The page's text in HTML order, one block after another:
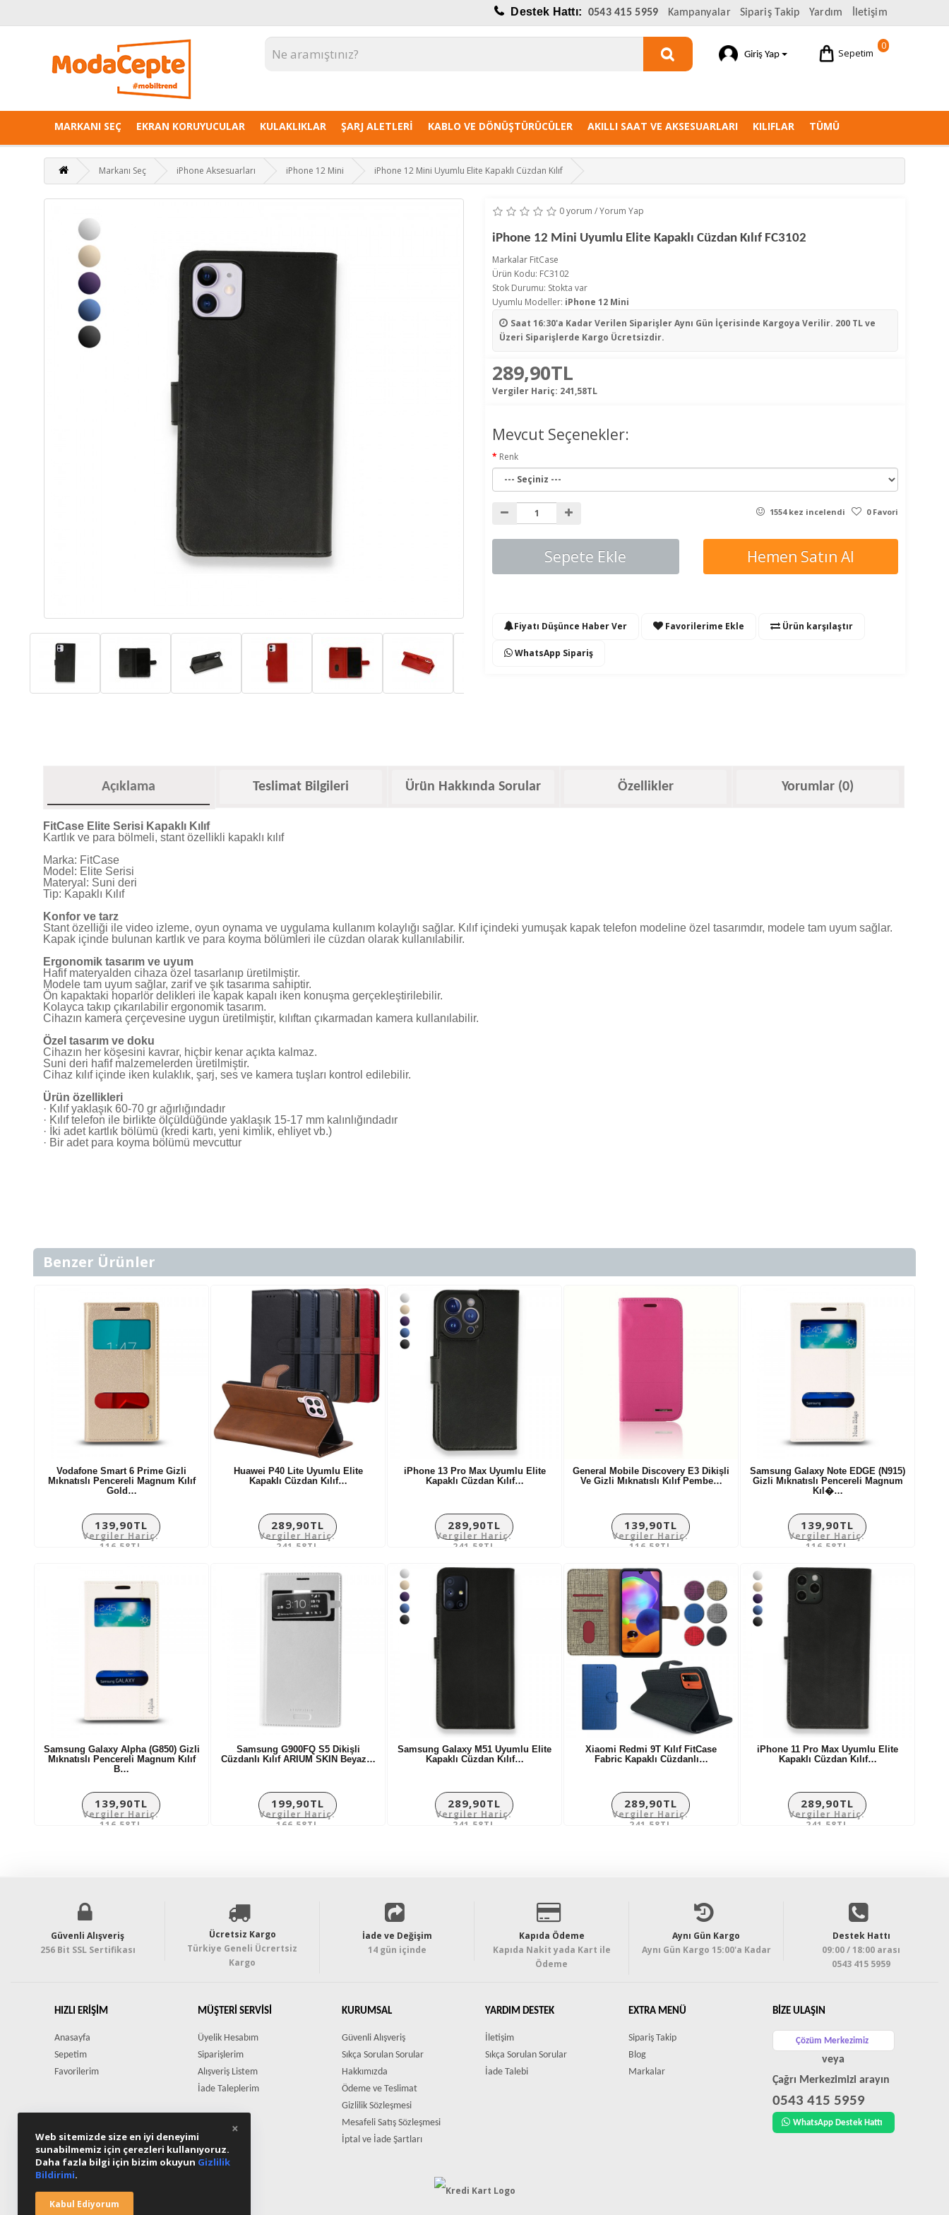
Destek Hattı: 0543 415 5959 Kampanyalar Sipariş Takip Yardım İletişim
0
Sepetim
Giriş Yap
MARKANI SEÇ EKRAN KORUYUCULAR KULAKLIKLAR ŞARJ ALETLERI KABLO VE DÖNÜŞTÜRÜCÜLER AKILLI SAAT VE AKSESUARLARI KILIFLAR TÜMÜ
Markanı Seç iPhone Aksesuarları iPhone 12 Mini iPhone 12 Mini Uyumlu Elite Kapaklı Cüzdan Kılıf
0 yorum /Yorum Yap
iPhone 12 Mini Uyumlu Elite Kapaklı Cüzdan Kılıf FC3102
Markalar FitCase
Ürün Kodu: FC3102
Stok Durumu: Stokta var
Uyumlu Modeller: iPhone 12 Mini
Saat 16:30'a Kadar Verilen SiparişlerAynı Gün İçerisinde Kargoya Verilir. 200 TL ve
Üzeri Siparişlerde Kargo Ücretsizdir.
289,90TL
Vergiler Hariç: 241,58TL
Mevcut Seçenekler:
Renk
1554 kez incelendi 0 Favori
Sepete Ekle Hemen Satın Al
Fiyatı Düşünce Haber Ver Favorilerime Ekle Ürün karşılaştır
WhatsApp Sipariş
Açıklama Teslimat Bilgileri Ürün Hakkında Sorular Özellikler Yorumlar (0)
FitCase Elite Serisi Kapaklı Kılıf
Kartlık ve para bölmeli, stant özellikli kapaklı kılıf
Marka: FitCase
Model: Elite Serisi
Materyal: Suni deri
Tip: Kapaklı Kılıf
Konfor ve tarz
Stant özelliği ile video izleme, oyun oynama ve uygulama kullanım kolaylığı sağlar. Kılıf içindeki yumuşak kapak telefon modeline özel tasarımdır, modele tam uyum sağlar.
Kapak içinde bulunan kartlık ve para koyma bölümleri ile cüzdan olarak kullanılabilir.
Ergonomik tasarım ve uyum
Hafif materyalden cihaza özel tasarlanıp üretilmiştir.
Modele tam uyum sağlar, zarif ve şık tasarıma sahiptir.
Ön kapaktaki hoparlör delikleri ile kapak kapalı iken konuşma gerçekleştirilebilir.
Kolayca takıp çıkarılabilir ergonomik tasarım.
Cihazın kamera çerçevesine uygun üretilmiştir, kılıftan çıkarmadan kamera kullanılabilir.
Özel tasarım ve doku
Cihazın her köşesini kavrar, hiçbir kenar açıkta kalmaz.
Suni deri hafif malzemelerden üretilmiştir.
Cihaz kılıf içinde iken kulaklık, şarj, ses ve kamera tuşları kontrol edilebilir.
Ürün özellikleri
· Kılıf yaklaşık 60-70 gr ağırlığındadır
· Kılıf telefon ile birlikte ölçüldüğünde yaklaşık 15-17 mm kalınlığındadır
· İki adet kartlık bölümü (kredi kartı, yeni kimlik, ehliyet vb.)
· Bir adet para koyma bölümü mevcuttur
Benzer Ürünler
Vodafone Smart 6 Prime Gizli
Mıknatıslı Pencereli Magnum Kılıf
Gold…
139,90TL
Vergiler Hariç:
116,58TL
Huawei P40 Lite Uyumlu Elite
Kapaklı Cüzdan Kılıf…
289,90TL
Vergiler Hariç:
241,58TL
iPhone 13 Pro Max Uyumlu Elite
Kapaklı Cüzdan Kılıf…
289,90TL
Vergiler Hariç:
241,58TL
General Mobile Discovery E3 Dikişli
Ve Gizli Mıknatıslı Kılıf Pembe…
139,90TL
Vergiler Hariç:
116,58TL
Samsung Galaxy Note EDGE (N915)
Gizli Mıknatıslı Pencereli Magnum
Kıl�…
139,90TL
Vergiler Hariç:
116,58TL
Samsung Galaxy Alpha (G850) Gizli
Mıknatıslı Pencereli Magnum Kılıf
B…
139,90TL
Vergiler Hariç:
116,58TL
Samsung G900FQ S5 Dikişli
Cüzdanlı Kılıf ARIUM SKIN Beyaz…
199,90TL
Vergiler Hariç:
166,58TL
Samsung Galaxy M51 Uyumlu Elite
Kapaklı Cüzdan Kılıf…
289,90TL
Vergiler Hariç:
241,58TL
Xiaomi Redmi 9T Kılıf FitCase
Fabric Kapaklı Cüzdanlı…
289,90TL
Vergiler Hariç:
241,58TL
iPhone 11 Pro Max Uyumlu Elite
Kapaklı Cüzdan Kılıf…
289,90TL
Vergiler Hariç:
241,58TL
Güvenli Alışveriş
256 Bit SSL Sertifikası
Ücretsiz Kargo
Türkiye Geneli Ücrertsiz
Kargo
İade ve Değişim
14 gün içinde
Kapıda Ödeme
Kapıda Nakit yada Kart ile
Ödeme
Aynı Gün Kargo
Aynı Gün Kargo 15:00'a Kadar
Destek Hattı
09:00 / 18:00 arası
0543 415 5959
HIZLI ERIŞIM
Anasayfa
Sepetim
Favorilerim
MÜŞTERI SERVISI
Üyelik Hesabım
Siparişlerim
Alışveriş Listem
İade Taleplerim
KURUMSAL
Güvenli Alışveriş
Sıkça Sorulan Sorular
Hakkımızda
Ödeme ve Teslimat
Gizlilik Sözleşmesi
Mesafeli Satış Sözleşmesi
İptal ve İade Şartları
YARDIM DESTEK
İletişim
Sıkça Sorulan Sorular
İade Talebi
EXTRA MENÜ
Sipariş Takip
Blog
Markalar
BIZE ULAŞIN
Çözüm Merkezimiz
veya
Çağrı Merkezimizi arayın
0543 415 5959
WhatsApp Destek Hattı
Web sitemizde size en iyi deneyimi
sunabilmemiz için çerezleri kullanıyoruz.
Daha fazla bilgi için bizim okuyun Gizlilik
Bildirimi.
Kabul Ediyorum
×